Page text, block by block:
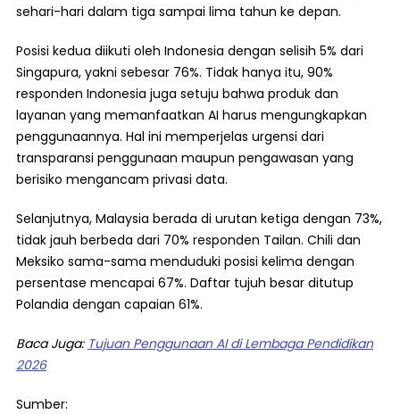
sehari-hari dalam tiga sampai lima tahun ke depan.
Posisi kedua diikuti oleh Indonesia dengan selisih 5% dari
Singapura, yakni sebesar 76%. Tidak hanya itu, 90%
responden Indonesia juga setuju bahwa produk dan
layanan yang memanfaatkan AI harus mengungkapkan
penggunaannya. Hal ini memperjelas urgensi dari
transparansi penggunaan maupun pengawasan yang
berisiko mengancam privasi data.
Selanjutnya, Malaysia berada di urutan ketiga dengan 73%,
tidak jauh berbeda dari 70% responden Tailan. Chili dan
Meksiko sama-sama menduduki posisi kelima dengan
persentase mencapai 67%. Daftar tujuh besar ditutup
Polandia dengan capaian 61%.
Baca Juga: Tujuan Penggunaan AI di Lembaga Pendidikan
2026
Sumber: